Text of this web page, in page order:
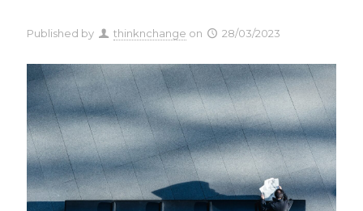
Published by thinknchange on 28/03/2023